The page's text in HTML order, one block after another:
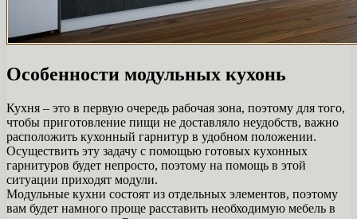
Особенности модульных кухонь
Кухня – это в первую очередь рабочая зона, поэтому для того,
чтобы приготовление пищи не доставляло неудобств, важно
расположить кухонный гарнитур в удобном положении.
Осуществить эту задачу с помощью готовых кухонных
гарнитуров будет непросто, поэтому на помощь в этой
ситуации приходят модули.
Модульные кухни состоят из отдельных элементов, поэтому
вам будет намного проще расставить необходимую мебель в